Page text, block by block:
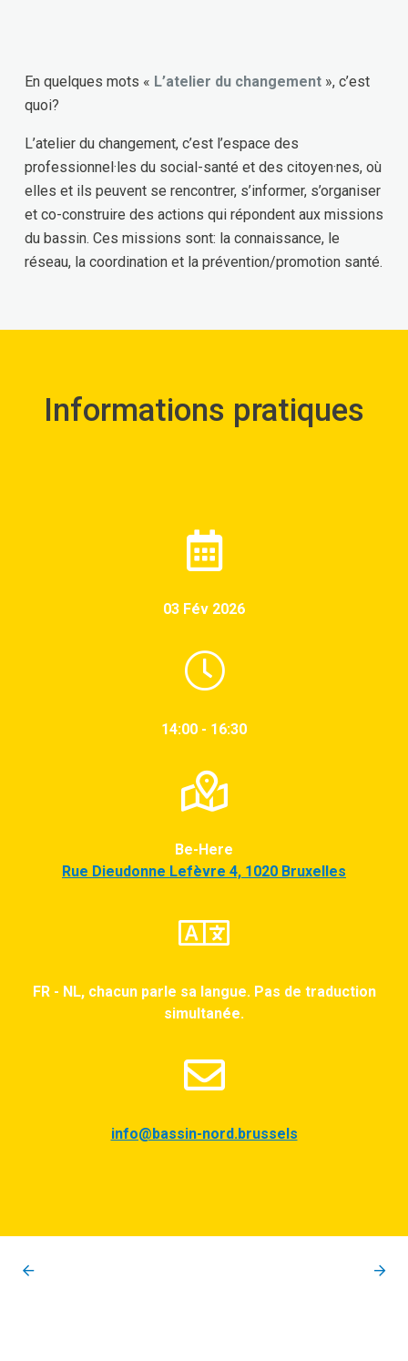
En quelques mots « L’atelier du changement », c’est
quoi?
L’atelier du changement, c’est l’espace des
professionnel·les du social-santé et des citoyen·nes, où
elles et ils peuvent se rencontrer, s’informer, s’organiser
et co-construire des actions qui répondent aux missions
du bassin. Ces missions sont: la connaissance, le
réseau, la coordination et la prévention/promotion santé.
Informations pratiques
03 Fév 2026
14:00 - 16:30
Be-Here
Rue Dieudonne Lefèvre 4, 1020 Bruxelles
FR - NL, chacun parle sa langue. Pas de traduction
simultanée.
info@bassin-nord.brussels